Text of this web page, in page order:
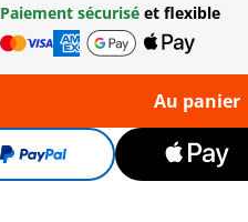
Paiement sécurisé et flexible
Au panier